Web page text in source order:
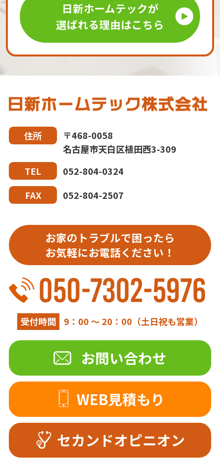
日新ホームテックが
選ばれる理由はこちら
住所
〒468-0058
名古屋市天白区植田西3-309
TEL
052-804-0324
FAX
052-804-2507
お家のトラブルで困ったら
お気軽にお電話ください！
050-7302-5976
受付時間 9：00 ～ 20：00（土日祝も営業）
お問い合わせ
WEB見積もり
セカンドオピニオン